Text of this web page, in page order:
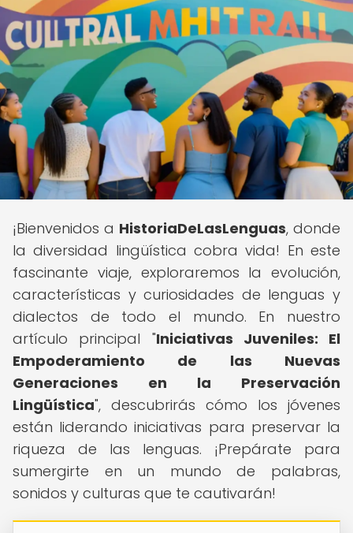
¡Bienvenidos a HistoriaDeLasLenguas, donde
la diversidad lingüística cobra vida! En este
fascinante viaje, exploraremos la evolución,
características y curiosidades de lenguas y
dialectos de todo el mundo. En nuestro
artículo principal "Iniciativas Juveniles: El
Empoderamiento de las Nuevas
Generaciones en la Preservación
Lingüística", descubrirás cómo los jóvenes
están liderando iniciativas para preservar la
riqueza de las lenguas. ¡Prepárate para
sumergirte en un mundo de palabras,
sonidos y culturas que te cautivarán!